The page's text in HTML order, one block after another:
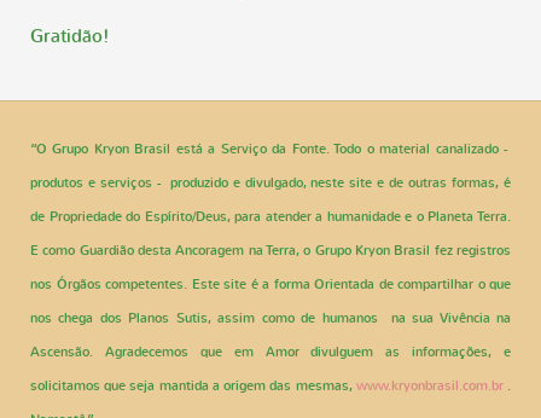
Gratidão!
“O Grupo Kryon Brasil está a Serviço da Fonte. Todo o material canalizado -
produtos e serviços - produzido e divulgado, neste site e de outras formas, é
de Propriedade do Espírito/Deus, para atender a humanidade e o Planeta Terra.
E como Guardião desta Ancoragem na Terra, o Grupo Kryon Brasil fez registros
nos Órgãos competentes. Este site é a forma Orientada de compartilhar o que
nos chega dos Planos Sutis, assim como de humanos na sua Vivência na
Ascensão. Agradecemos que em Amor divulguem as informações, e
solicitamos que seja mantida a origem das mesmas, www.kryonbrasil.com.br.